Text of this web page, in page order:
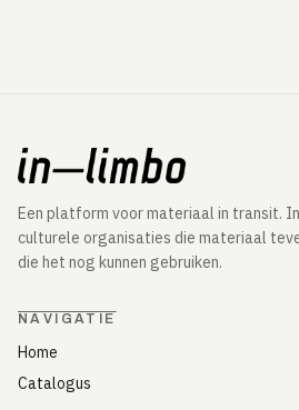
Een platform voor materiaal in transit.
culturele organisaties die materiaal
die het nog kunnen gebruiken.
NAVIGATIE
Home
Catalogus